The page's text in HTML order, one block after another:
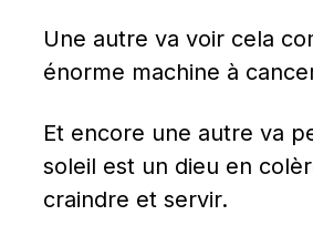
Une autre va voir cela
énorme machine à
Et encore une autre va
soleil est un dieu en
craindre et servir.